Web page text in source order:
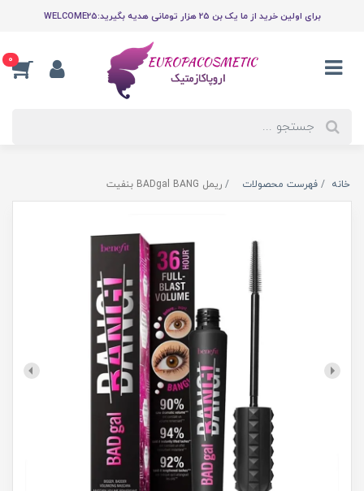
برای اولین خرید از ما یک بن 25 هزار تومانی هدیه بگیرید:WELCOME25
0
خانه فهرست محصولات ریمل BADgal BANG بنفیت